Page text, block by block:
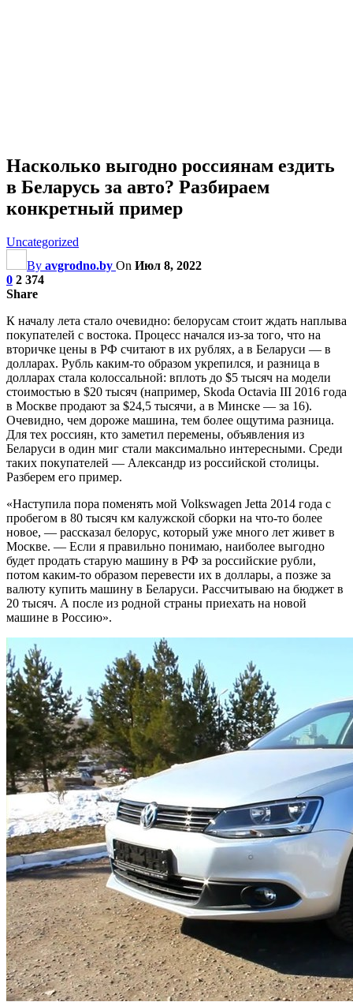
Насколько выгодно россиянам ездить
в Беларусь за авто? Разбираем
конкретный пример
Uncategorized
By avgrodno.by On Июл 8, 2022
0 2 374
Share
К началу лета стало очевидно: белорусам стоит ждать наплыва
покупателей с востока. Процесс начался из-за того, что на
вторичке цены в РФ считают в их рублях, а в Беларуси — в
долларах. Рубль каким-то образом укрепился, и разница в
долларах стала колоссальной: вплоть до $5 тысяч на модели
стоимостью в $20 тысяч (например, Skoda Octavia III 2016 года
в Москве продают за $24,5 тысячи, а в Минске — за 16).
Очевидно, чем дороже машина, тем более ощутима разница.
Для тех россиян, кто заметил перемены, объявления из
Беларуси в один миг стали максимально интересными. Среди
таких покупателей — Александр из российской столицы.
Разберем его пример.
«Наступила пора поменять мой Volkswagen Jetta 2014 года с
пробегом в 80 тысяч км калужской сборки на что-то более
новое, — рассказал белорус, который уже много лет живет в
Москве. — Если я правильно понимаю, наиболее выгодно
будет продать старую машину в РФ за российские рубли,
потом каким-то образом перевести их в доллары, а позже за
валюту купить машину в Беларуси. Рассчитываю на бюджет в
20 тысяч. А после из родной страны приехать на новой
машине в Россию».